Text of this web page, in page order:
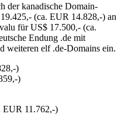
der kanadische Domain-
(ca. EUR 14.828,-) an
für US$ 17.500,- (ca.
Endung .de mit
weiteren elf .de-Domains ein.
)
)
EUR 11.762,-)